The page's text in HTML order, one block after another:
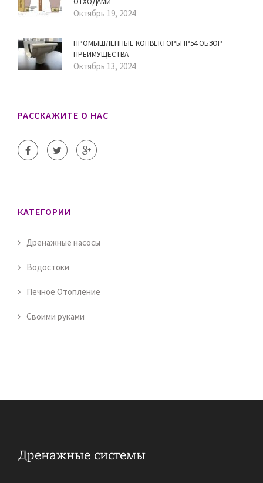
Октябрь 19, 2024
ПРОМЫШЛЕННЫЕ КОНВЕКТОРЫ IP54 ОБЗОР
ПРЕИМУЩЕСТВА
Октябрь 13, 2024
РАССКАЖИТЕ О НАС
КАТЕГОРИИ
Дренажные насосы
Водостоки
Печное Отопление
Своими руками